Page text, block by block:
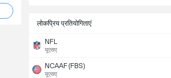
लोकप्रिय प्रतियोगिताएं
NFL
यूएसए
NCAAF (FBS)
यूएसए